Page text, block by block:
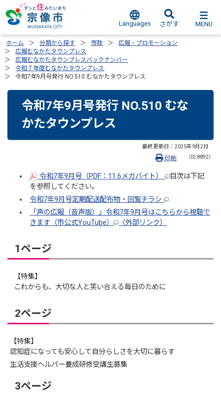
Languages さがす MENU
ホーム 分類から探す 市政
広報・プロモーション
広報むなかたタウンプレス
広報むなかたタウンプレスバックナンバー
令和７年度むなかたタウンプレス
令和7年9月号発行 NO.510 むなかたタウンプレス
令和7年9月号発行 NO.510 むな
かたタウンプレス
最終更新日： 2025年9月2日
（ID:8892）
印刷
令和7年9月号（PDF：11.6メガバイト）
目次は下記
を参照してください。
令和7年9月号定期配送配布物・回覧チラシ
「声の広報（音声版）」令和7年9月号はこちらから視聴で
きます（市公式YouTube）
（外部リンク）
1ページ
【特集】
これからも、大切な人と笑い合える毎日のために
2ページ
【特集】
認知症になっても安心して自分らしさを大切に暮らす
生活支援ヘルパー養成研修受講生募集
3ページ